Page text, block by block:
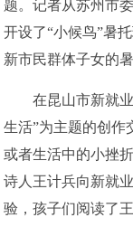
题。记者从苏州市
开设了“小候鸟”暑
新市民群体子女的
在昆山市新就业
生活”为主题的创作
或者生活中的小挫
诗人王计兵向新就
验，孩子们阅读了